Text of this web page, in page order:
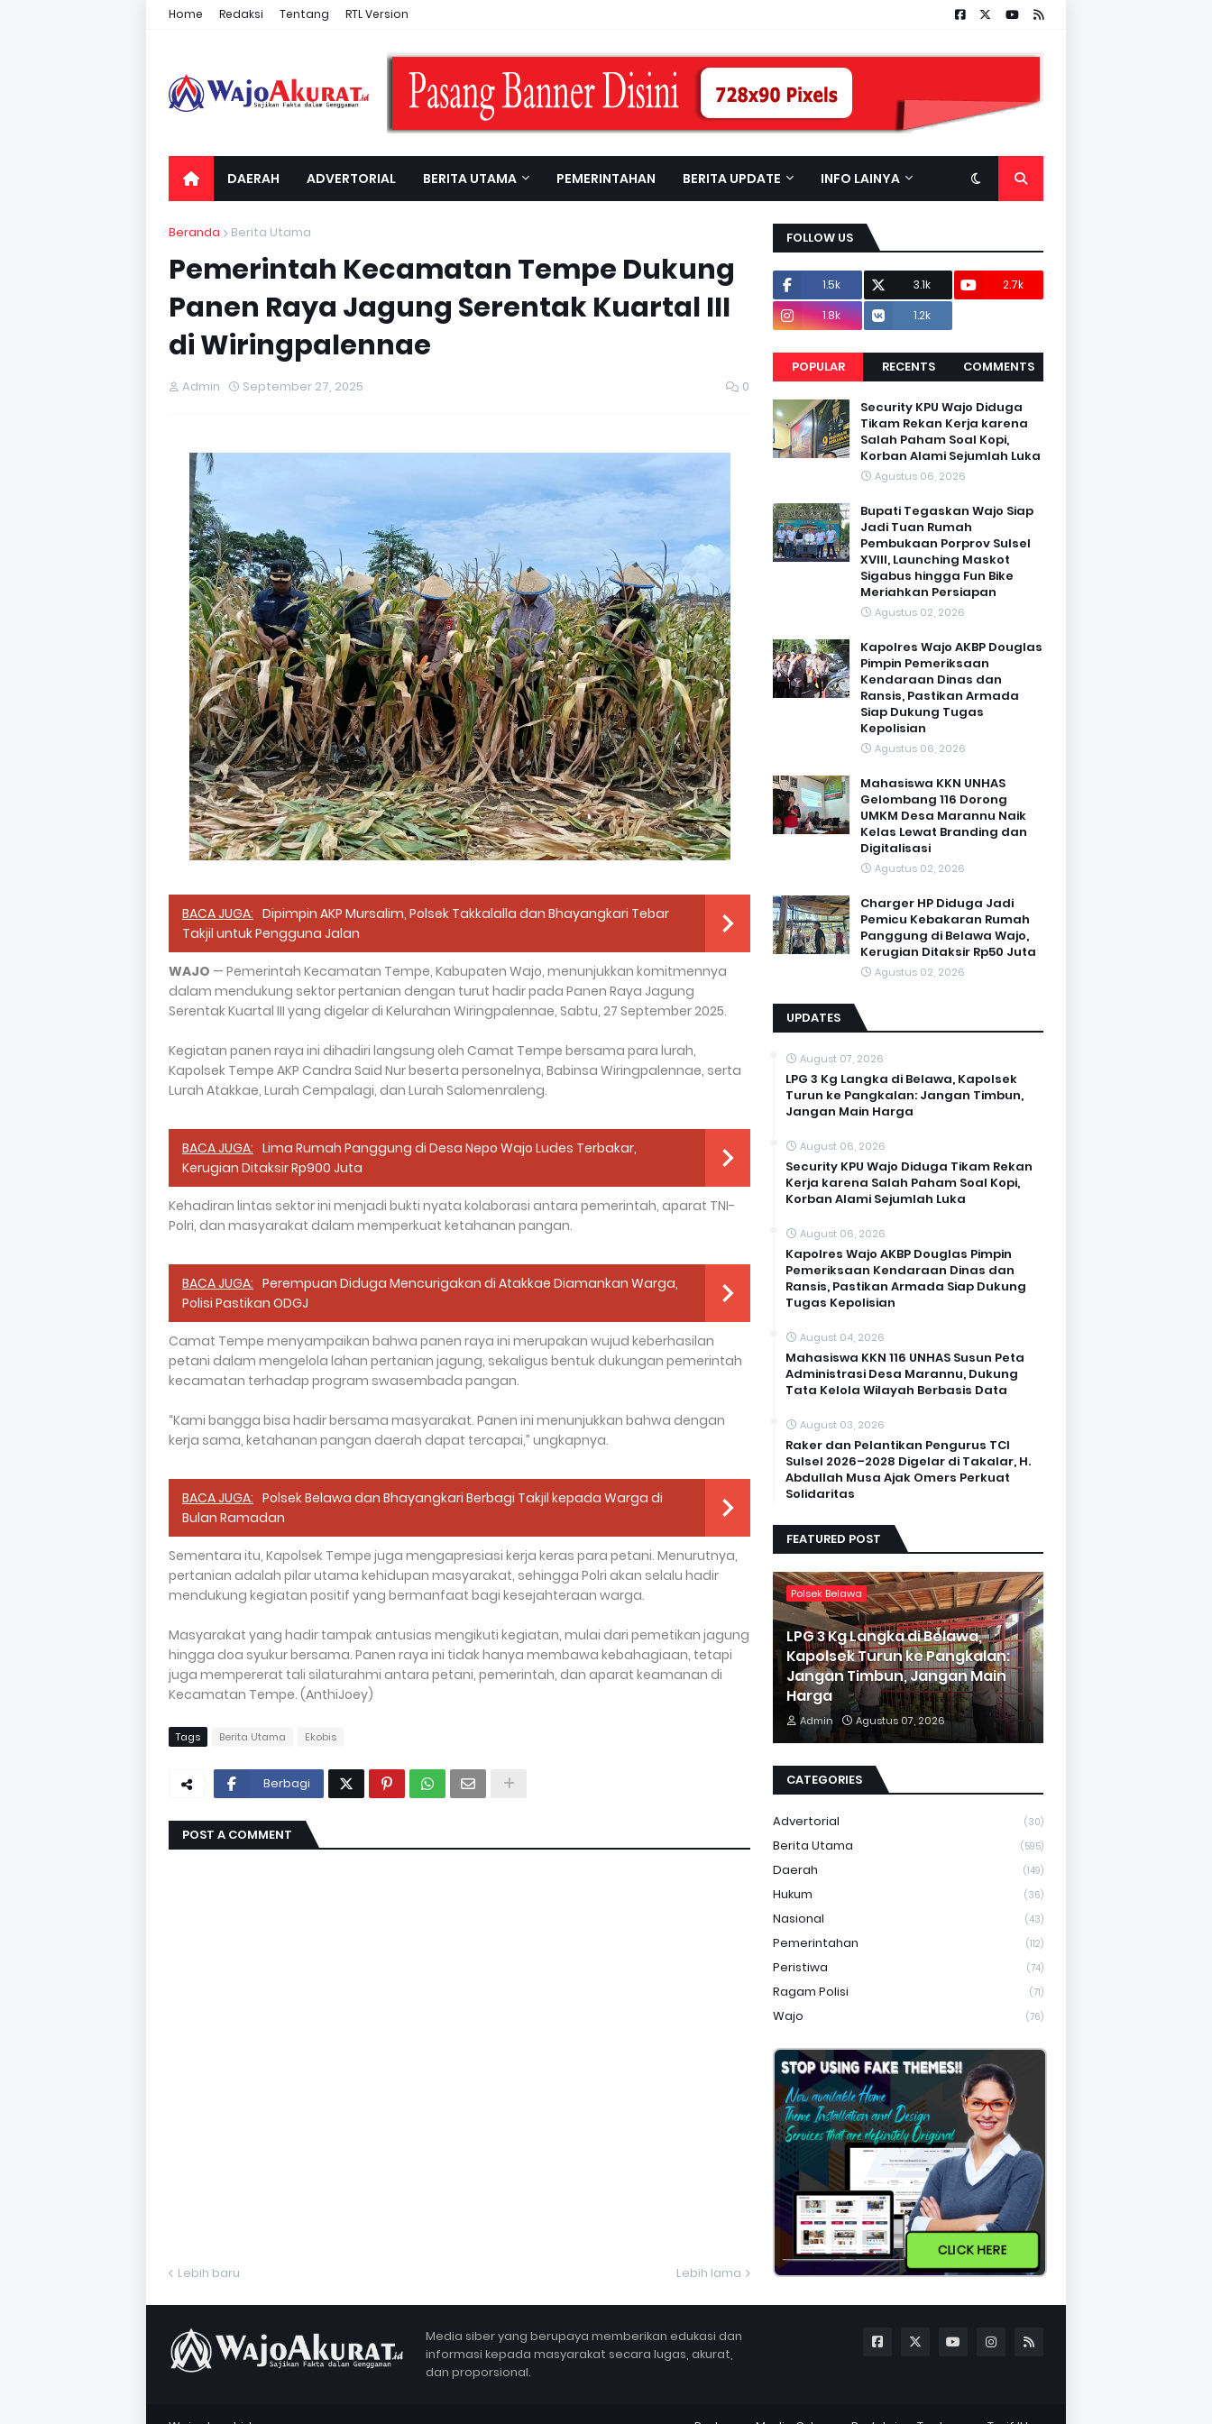
Home Redaksi Tentang RTL Version
DAERAH ADVERTORIAL BERITA UTAMA PEMERINTAHAN BERITA UPDATE INFO LAINYA
Beranda Berita Utama
Pemerintah Kecamatan Tempe Dukung
Panen Raya Jagung Serentak Kuartal III
di Wiringpalennae
Admin September 27, 2025 0
BACA JUGA: Dipimpin AKP Mursalim, Polsek Takkalalla dan Bhayangkari Tebar
Takjil untuk Pengguna Jalan
WAJO — Pemerintah Kecamatan Tempe, Kabupaten Wajo, menunjukkan komitmennya
dalam mendukung sektor pertanian dengan turut hadir pada Panen Raya Jagung
Serentak Kuartal III yang digelar di Kelurahan Wiringpalennae, Sabtu, 27 September 2025.
Kegiatan panen raya ini dihadiri langsung oleh Camat Tempe bersama para lurah,
Kapolsek Tempe AKP Candra Said Nur beserta personelnya, Babinsa Wiringpalennae, serta
Lurah Atakkae, Lurah Cempalagi, dan Lurah Salomenraleng.
BACA JUGA: Lima Rumah Panggung di Desa Nepo Wajo Ludes Terbakar,
Kerugian Ditaksir Rp900 Juta
Kehadiran lintas sektor ini menjadi bukti nyata kolaborasi antara pemerintah, aparat TNI-
Polri, dan masyarakat dalam memperkuat ketahanan pangan.
BACA JUGA: Perempuan Diduga Mencurigakan di Atakkae Diamankan Warga,
Polisi Pastikan ODGJ
Camat Tempe menyampaikan bahwa panen raya ini merupakan wujud keberhasilan
petani dalam mengelola lahan pertanian jagung, sekaligus bentuk dukungan pemerintah
kecamatan terhadap program swasembada pangan.
“Kami bangga bisa hadir bersama masyarakat. Panen ini menunjukkan bahwa dengan
kerja sama, ketahanan pangan daerah dapat tercapai,” ungkapnya.
BACA JUGA: Polsek Belawa dan Bhayangkari Berbagi Takjil kepada Warga di
Bulan Ramadan
Sementara itu, Kapolsek Tempe juga mengapresiasi kerja keras para petani. Menurutnya,
pertanian adalah pilar utama kehidupan masyarakat, sehingga Polri akan selalu hadir
mendukung kegiatan positif yang bermanfaat bagi kesejahteraan warga.
Masyarakat yang hadir tampak antusias mengikuti kegiatan, mulai dari pemetikan jagung
hingga doa syukur bersama. Panen raya ini tidak hanya membawa kebahagiaan, tetapi
juga mempererat tali silaturahmi antara petani, pemerintah, dan aparat keamanan di
Kecamatan Tempe. (AnthiJoey)
Tags Berita Utama Ekobis
Berbagi
POST A COMMENT
Lebih baru Lebih lama
FOLLOW US
1.5k 3.1k
2.7k
1.8k
1.2k
POPULAR RECENTS COMMENTS
Security KPU Wajo Diduga
Tikam Rekan Kerja karena
Salah Paham Soal Kopi,
Korban Alami Sejumlah Luka
Agustus 06, 2026
Bupati Tegaskan Wajo Siap
Jadi Tuan Rumah
Pembukaan Porprov Sulsel
XVIII, Launching Maskot
Sigabus hingga Fun Bike
Meriahkan Persiapan
Agustus 02, 2026
Kapolres Wajo AKBP Douglas
Pimpin Pemeriksaan
Kendaraan Dinas dan
Ransis, Pastikan Armada
Siap Dukung Tugas
Kepolisian
Agustus 06, 2026
Mahasiswa KKN UNHAS
Gelombang 116 Dorong
UMKM Desa Marannu Naik
Kelas Lewat Branding dan
Digitalisasi
Agustus 02, 2026
Charger HP Diduga Jadi
Pemicu Kebakaran Rumah
Panggung di Belawa Wajo,
Kerugian Ditaksir Rp50 Juta
Agustus 02, 2026
UPDATES
August 07, 2026
LPG 3 Kg Langka di Belawa, Kapolsek
Turun ke Pangkalan: Jangan Timbun,
Jangan Main Harga
August 06, 2026
Security KPU Wajo Diduga Tikam Rekan
Kerja karena Salah Paham Soal Kopi,
Korban Alami Sejumlah Luka
August 06, 2026
Kapolres Wajo AKBP Douglas Pimpin
Pemeriksaan Kendaraan Dinas dan
Ransis, Pastikan Armada Siap Dukung
Tugas Kepolisian
August 04, 2026
Mahasiswa KKN 116 UNHAS Susun Peta
Administrasi Desa Marannu, Dukung
Tata Kelola Wilayah Berbasis Data
August 03, 2026
Raker dan Pelantikan Pengurus TCI
Sulsel 2026–2028 Digelar di Takalar, H.
Abdullah Musa Ajak Omers Perkuat
Solidaritas
FEATURED POST
Polsek Belawa
LPG 3 Kg Langka di Belawa,
Kapolsek Turun ke Pangkalan:
Jangan Timbun, Jangan Main
Harga
Admin Agustus 07, 2026
CATEGORIES
Advertorial (30)
Berita Utama (595)
Daerah (149)
Hukum (36)
Nasional (43)
Pemerintahan (112)
Peristiwa (74)
Ragam Polisi (71)
Wajo (76)
CLICK HERE
Media siber yang berupaya memberikan edukasi dan
informasi kepada masyarakat secara lugas, akurat,
dan proporsional.